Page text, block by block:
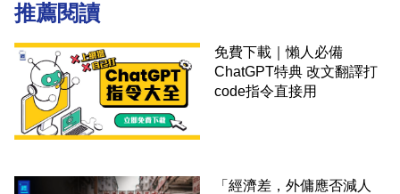
推薦閱讀
免費下載｜懶人必備
ChatGPT特典 改文翻譯打
code指令直接用
「經濟差，外傭應否減人